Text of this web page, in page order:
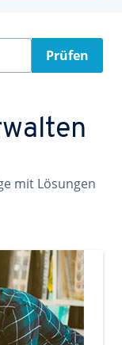
Prüfen
mit Lösungen